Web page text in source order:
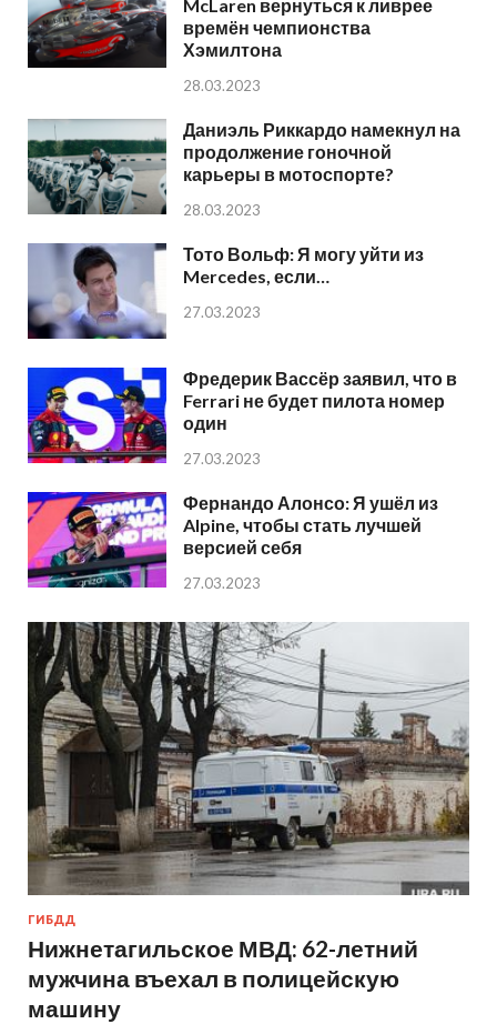
McLaren вернуться к ливрее
времён чемпионства
Хэмилтона
28.03.2023
Даниэль Риккардо намекнул на
продолжение гоночной
карьеры в мотоспорте?
28.03.2023
Тото Вольф: Я могу уйти из
Mercedes, если…
27.03.2023
Фредерик Вассёр заявил, что в
Ferrari не будет пилота номер
один
27.03.2023
Фернандо Алонсо: Я ушёл из
Alpine, чтобы стать лучшей
версией себя
27.03.2023
ГИБДД
Нижнетагильское МВД: 62-летний
мужчина въехал в полицейскую
машину